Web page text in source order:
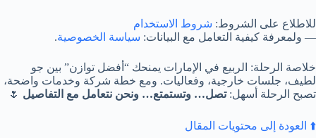
للاطلاع على الشروط: شروط الاستخدام
— ولمعرفة كيفية التعامل مع البيانات: سياسة الخصوصية.
خلاصة الرحلة: الربيع في الإمارات يمنحك “أفضل توازن” بين جو
لطيف، جلسات خارجية، وفعاليات. ومع خطة شركة وخدمات واضحة،
تصبح الرحلة أسهل:تصل… وتستمتع… ونحن نتعامل مع التفاصيل 🌷
⬆️ العودة إلى محتويات المقال